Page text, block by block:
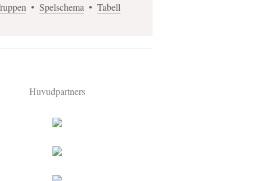
• Spelschema • Tabell
Huvudpartners